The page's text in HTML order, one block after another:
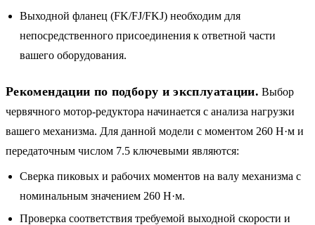
Выходной фланец (FK/FJ/FKJ) необходим для
непосредственного присоединения к ответной части
вашего оборудования.
Рекомендации по подбору и эксплуатации. Выбор
червячного мотор-редуктора начинается с анализа нагрузки
вашего механизма. Для данной модели с моментом 260 Н·м и
передаточным числом 7.5 ключевыми являются:
Сверка пиковых и рабочих моментов на валу механизма с
номинальным значением 260 Н·м.
Проверка соответствия требуемой выходной скорости и